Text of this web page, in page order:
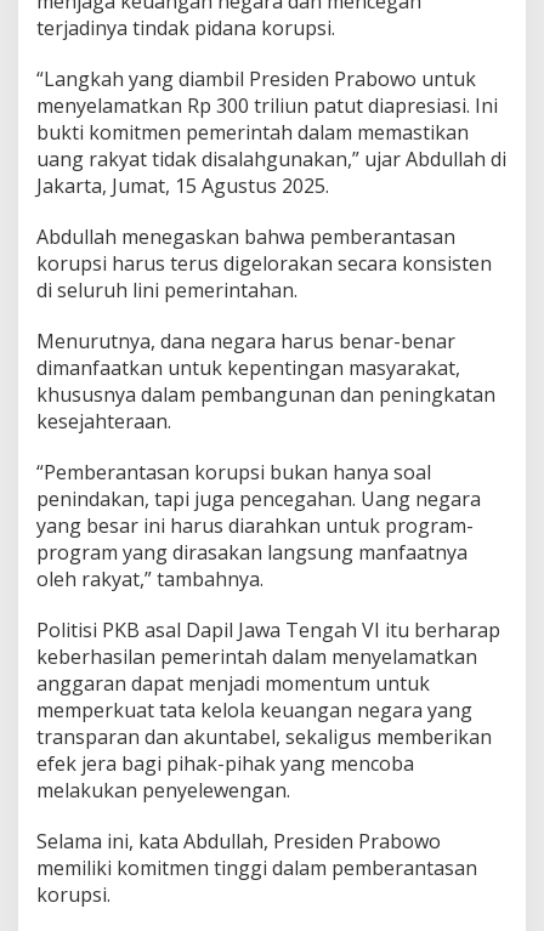
terjadinya tindak pidana korupsi.
“Langkah yang diambil Presiden Prabowo untuk
menyelamatkan Rp 300 triliun patut diapresiasi. Ini
bukti komitmen pemerintah dalam memastikan
uang rakyat tidak disalahgunakan,” ujar Abdullah di
Jakarta, Jumat, 15 Agustus 2025.
Abdullah menegaskan bahwa pemberantasan
korupsi harus terus digelorakan secara konsisten
di seluruh lini pemerintahan.
Menurutnya, dana negara harus benar-benar
dimanfaatkan untuk kepentingan masyarakat,
khususnya dalam pembangunan dan peningkatan
kesejahteraan.
“Pemberantasan korupsi bukan hanya soal
penindakan, tapi juga pencegahan. Uang negara
yang besar ini harus diarahkan untuk program-
program yang dirasakan langsung manfaatnya
oleh rakyat,” tambahnya.
Politisi PKB asal Dapil Jawa Tengah VI itu berharap
keberhasilan pemerintah dalam menyelamatkan
anggaran dapat menjadi momentum untuk
memperkuat tata kelola keuangan negara yang
transparan dan akuntabel, sekaligus memberikan
efek jera bagi pihak-pihak yang mencoba
melakukan penyelewengan.
Selama ini, kata Abdullah, Presiden Prabowo
memiliki komitmen tinggi dalam pemberantasan
korupsi.